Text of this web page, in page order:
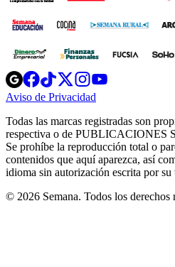
Opens
in
new
Opens
in
new
Opens
in
new
window
Opens
new
windowwindow
Aviso de Privacidad
new
window
Todas las marcas registradas son
respectiva o de PUBLICACIONES
Se prohíbe la reproducción total o
contenidos que aquí aparezca, así
idioma sin autorización escrita por su
© 2026 Semana. Todos los derechos